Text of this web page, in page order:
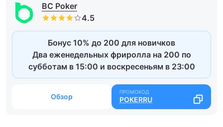
BC Poker
Бонус 10% до 200 для новичков
Два еженедельных фриролла на 200 по
субботам в 15:00 и воскресеньям в 23:00
Обзор POKERRU